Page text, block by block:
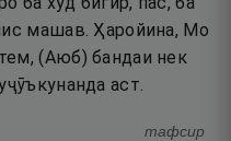
машав. Ҳаройина, Мо
(Аюб) бандаи нек
аст.
тафсир